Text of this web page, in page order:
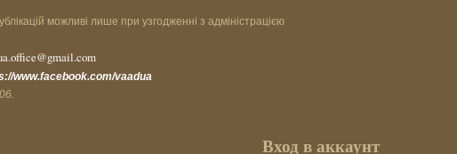
можливі лише при узгодженні з адміністрацією
www.facebook.com/vaadua
Вход в аккаунт